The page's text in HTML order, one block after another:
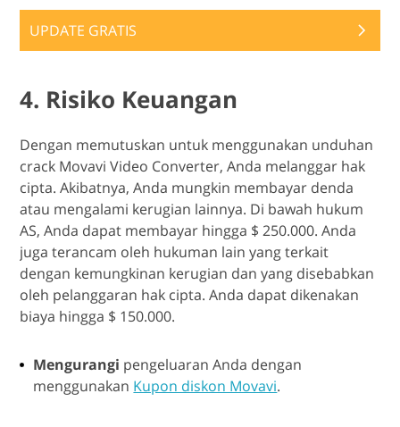
UPDATE GRATIS
4. Risiko Keuangan
Dengan memutuskan untuk menggunakan unduhan
crack Movavi Video Converter, Anda melanggar hak
cipta. Akibatnya, Anda mungkin membayar denda
atau mengalami kerugian lainnya. Di bawah hukum
AS, Anda dapat membayar hingga $ 250.000. Anda
juga terancam oleh hukuman lain yang terkait
dengan kemungkinan kerugian dan yang disebabkan
oleh pelanggaran hak cipta. Anda dapat dikenakan
biaya hingga $ 150.000.
Mengurangi pengeluaran Anda dengan
menggunakan Kupon diskon Movavi.